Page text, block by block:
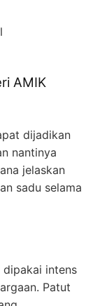
AMIK
dijadikan
nantinya
jelaskan
sadu selama
dipakai intens
Patut